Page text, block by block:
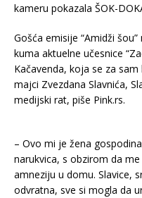
Gošća emisije “Amidži
kuma aktuelne učesnice
Kačavenda, koja se za
majci Zvezdana Slavnića,
medijski rat, piše Pink.rs.
– Ovo mi je žena
narukvica, s obzirom da
amneziju u domu. Slavice,
odvratna, sve si mogla da